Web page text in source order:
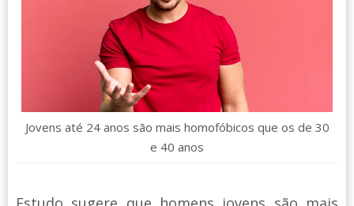
Jovens até 24 anos são mais homofóbicos que os de 30
e 40 anos